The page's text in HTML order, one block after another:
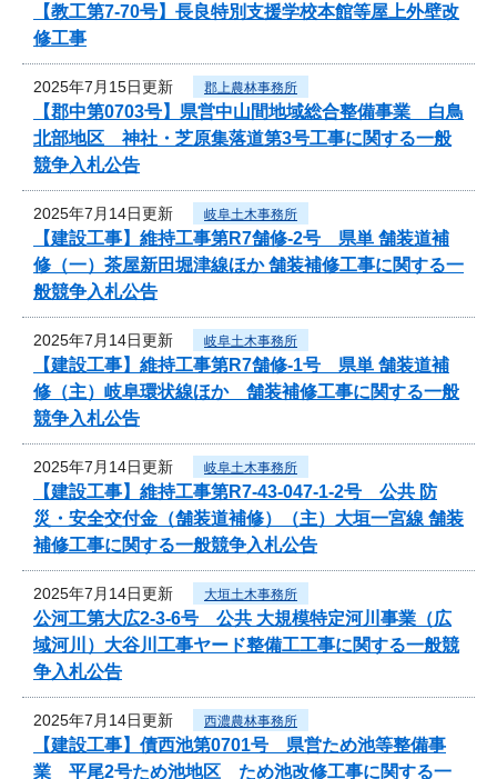
【教工第7-70号】長良特別支援学校本館等屋上外壁改
修工事
2025年7月15日更新 郡上農林事務所
【郡中第0703号】県営中山間地域総合整備事業 白鳥
北部地区 神社・芝原集落道第3号工事に関する一般
競争入札公告
2025年7月14日更新 岐阜土木事務所
【建設工事】維持工事第R7舗修-2号 県単 舗装道補
修（一）茶屋新田堀津線ほか 舗装補修工事に関する一
般競争入札公告
2025年7月14日更新 岐阜土木事務所
【建設工事】維持工事第R7舗修-1号 県単 舗装道補
修（主）岐阜環状線ほか 舗装補修工事に関する一般
競争入札公告
2025年7月14日更新 岐阜土木事務所
【建設工事】維持工事第R7-43-047-1-2号 公共 防
災・安全交付金（舗装道補修）（主）大垣一宮線 舗装
補修工事に関する一般競争入札公告
2025年7月14日更新 大垣土木事務所
公河工第大広2-3-6号 公共 大規模特定河川事業（広
域河川）大谷川工事ヤード整備工工事に関する一般競
争入札公告
2025年7月14日更新 西濃農林事務所
【建設工事】債西池第0701号 県営ため池等整備事
業 平尾2号ため池地区 ため池改修工事に関する一